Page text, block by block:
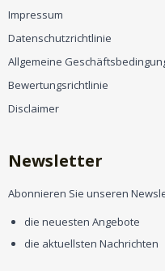
Impressum
Datenschutzrichtlinie
Allgemeine
Bewertungsrichtlinie
Disclaimer
Newsletter
Abonnieren Sie unseren
die neuesten Angebote
die aktuellsten Nachrichten